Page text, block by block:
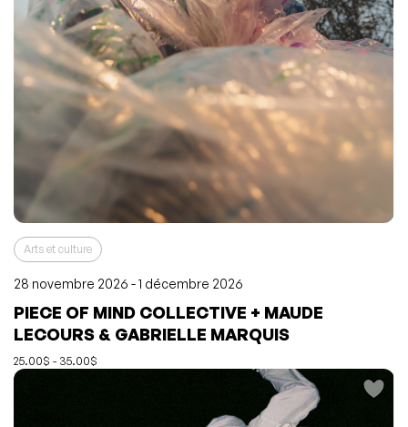
Arts et culture
28 novembre 2026 - 1 décembre 2026
PIECE OF MIND COLLECTIVE + MAUDE
LECOURS & GABRIELLE MARQUIS
25.00$ - 35.00$
L'événement a été ajouté à vos favoris
Événement retiré de vos favoris